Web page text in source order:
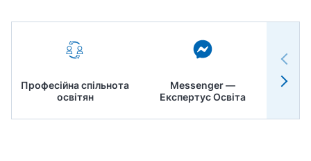
Професійна спільнота
освітян
Messenger —
Експертус Освіта